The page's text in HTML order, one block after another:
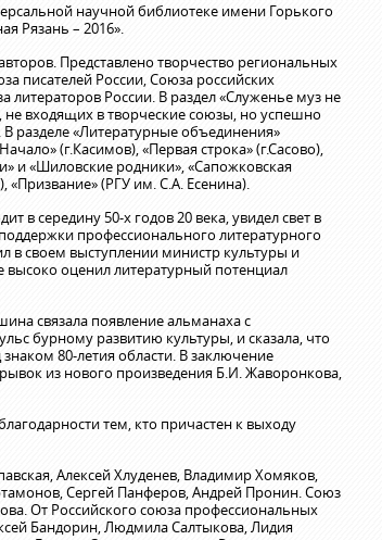
научной библиотеке имени Горького
Рязань – 2016».
Представлено творчество региональных
писателей России, Союза российских
литераторов России. В раздел «Служенье муз не
входящих в творческие союзы, но успешно
разделе «Литературные объединения»
(г.Касимов), «Первая строка» (г.Сасово),
и «Шиловские родники», «Сапожковская
«Призвание» (РГУ им. С.А. Есенина).
в середину 50-х годов 20 века, увидел свет в
профессионального литературного
в своем выступлении министр культуры и
оценил литературный потенциал
связала появление альманаха с
бурному развитию культуры, и сказала, что
80-летия области. В заключение
из нового произведения Б.И. Жаворонкова,
тем, кто причастен к выходу
Алексей Хлуденев, Владимир Хомяков,
Сергей Панферов, Андрей Пронин. Союз
От Российского союза профессиональных
Бандорин, Людмила Салтыкова, Лидия